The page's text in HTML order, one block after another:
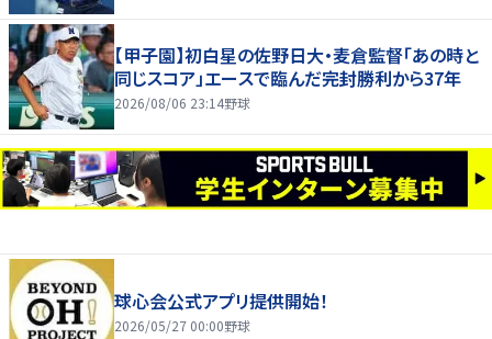
【甲子園】初白星の佐野日大・麦倉監督「あの時と
同じスコア」エースで臨んだ完封勝利から37年
2026/08/06 23:14野球
球心会公式アプリ提供開始！
2026/05/27 00:00野球